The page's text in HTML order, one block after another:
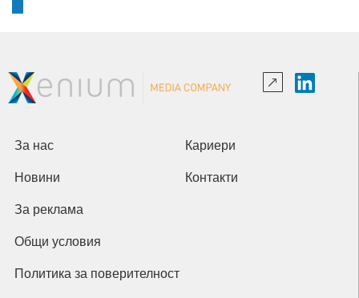
За нас Кариери
Новини Контакти
За реклама
Общи условия
Политика за поверителност